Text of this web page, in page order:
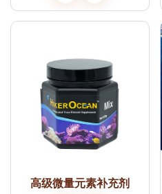
高级微量元素补充剂